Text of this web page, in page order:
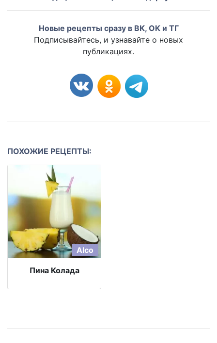
Новые рецепты сразу в ВК, ОК и ТГ
Подписывайтесь, и узнавайте о новых
публикациях.
ПОХОЖИЕ РЕЦЕПТЫ:
Alco
Пина Колада